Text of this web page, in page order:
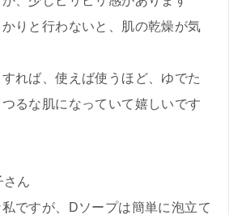
りと行わないと、肌の乾燥が気
れば、使えば使うほど、ゆでた
るな肌になっていて嬉しいです
ん
ですが、Dソープは簡単に泡立て